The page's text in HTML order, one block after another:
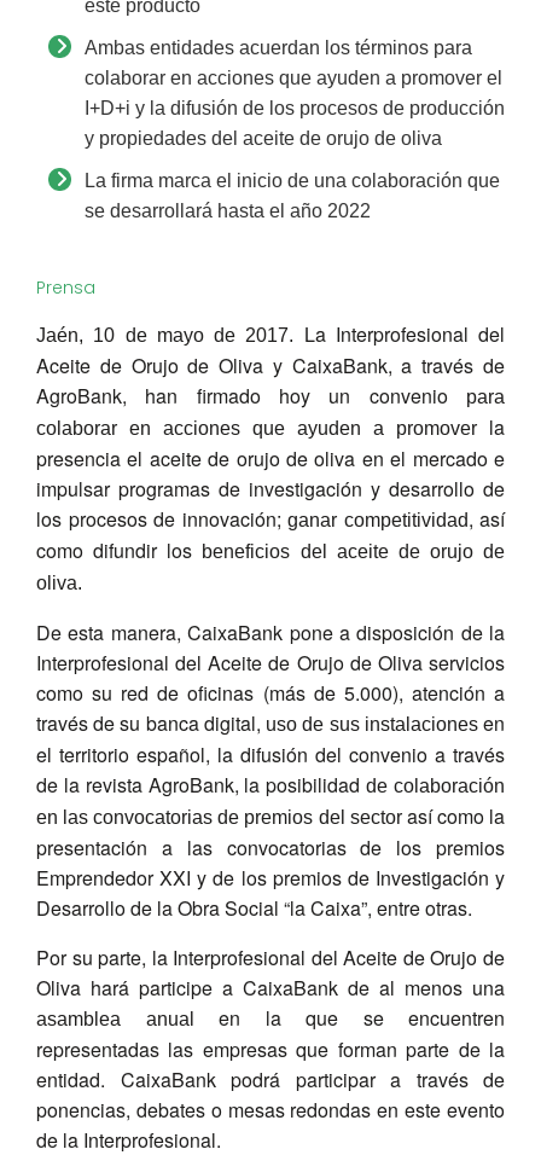
este producto
Ambas entidades acuerdan los términos para
colaborar en acciones que ayuden a promover el
I+D+i y la difusión de los procesos de producción
y propiedades del aceite de orujo de oliva
La firma marca el inicio de una colaboración que
se desarrollará hasta el año 2022
Prensa
Jaén, 10 de mayo de 2017.
La Interprofesional del
Aceite de Orujo de Oliva y CaixaBank, a través de
AgroBank, han firmado hoy un convenio
para
colaborar en acciones que ayuden a promover
la
presencia el aceite de orujo de oliva en el mercado e
impulsar programas de investigación y desarrollo de
los procesos de innovación; ganar competitividad, así
como difundir los beneficios del aceite de orujo de
oliva.
De esta manera, CaixaBank pone a disposición de la
Interprofesional del Aceite de Orujo de Oliva servicios
como su red de oficinas (más de 5.000), atención a
través de su banca digital, uso de sus instalacionesen
el territorio español, la difusión del convenio a través
de la revista AgroBank, la posibilidadde colaboración
en las convocatorias de premios del sectorasí como la
presentación a las convocatorias de los premios
Emprendedor XXI y de los premios de Investigación y
Desarrollo de la Obra Social “la Caixa”, entre otras.
Por su parte, la Interprofesional del Aceite de Orujo de
Oliva hará participe a CaixaBank de al menos una
asamblea anual
en la que se encuentren
representadas las empresas que forman parte de la
entidad. CaixaBank podrá participar a través de
ponencias, debates o mesas redondas en este evento
de la Interprofesional.